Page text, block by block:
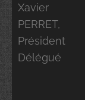
Xavier
PERRET,
Président
Délégué